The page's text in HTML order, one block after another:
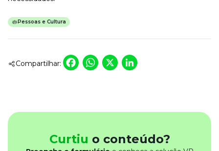
Pessoas e Cultura
Compartilhar: Facebook
WhatsApp
X
Curtiu o conteúdo?